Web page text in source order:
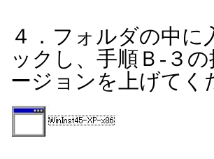
４．フォルダの中
ックし、手順Ｂ - ３
ージョンを上げてく